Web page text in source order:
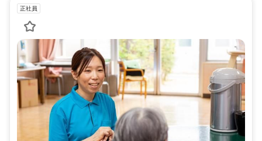
正社員